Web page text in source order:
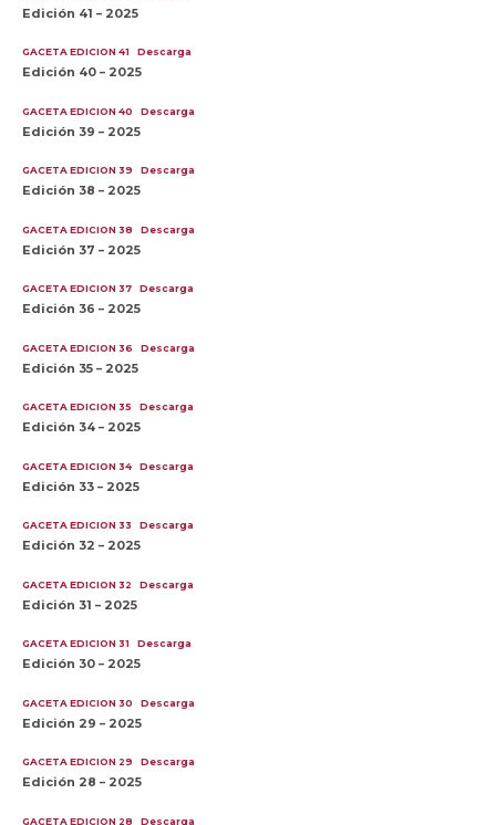
Edición 41 – 2025
GACETA EDICION 41 Descarga
Edición 40 – 2025
GACETA EDICION 40 Descarga
Edición 39 – 2025
GACETA EDICION 39 Descarga
Edición 38 – 2025
GACETA EDICION 38 Descarga
Edición 37 – 2025
GACETA EDICION 37 Descarga
Edición 36 – 2025
GACETA EDICION 36 Descarga
Edición 35 – 2025
GACETA EDICION 35 Descarga
Edición 34 – 2025
GACETA EDICION 34 Descarga
Edición 33 – 2025
GACETA EDICION 33 Descarga
Edición 32 – 2025
GACETA EDICION 32 Descarga
Edición 31 – 2025
GACETA EDICION 31 Descarga
Edición 30 – 2025
GACETA EDICION 30 Descarga
Edición 29 – 2025
GACETA EDICION 29 Descarga
Edición 28 – 2025
GACETA EDICION 28 Descarga